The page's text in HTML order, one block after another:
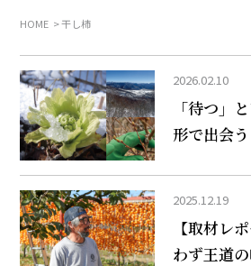
HOME 干し柿
2026.02.10
「待つ」
形で出会う
2025.12.19
【取材レ
わず王道